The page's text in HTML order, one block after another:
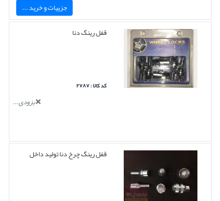
جزییات و خرید ...
قفل رینگ دنا
کد کالا : ۲۷۸۷
بزودی...
قفل رینگ چرخ دنا تولید داخل